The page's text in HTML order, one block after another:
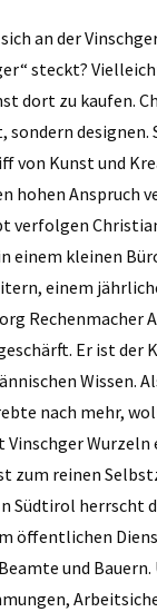
an der
steckt?
dort zu kaufen.
designen.
von Kunst und
hohen Anspruch
verfolgen
einem kleinen
einem
Er ist der
Wissen.
nach mehr,
Vinschger
zum reinen
Südtirol herrscht
öffentlichen
und